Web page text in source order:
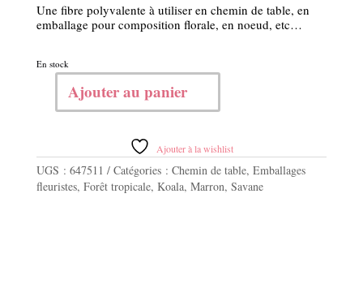
Une fibre polyvalente à utiliser en chemin de table, en
emballage pour composition florale, en noeud, etc…
En stock
marron
0.75x40mt
Ajouter au panier
Ajouter à la wishlist
UGS : 647511 Catégories : Chemin de table, Emballages
fleuristes, Forêt tropicale, Koala, Marron, Savane